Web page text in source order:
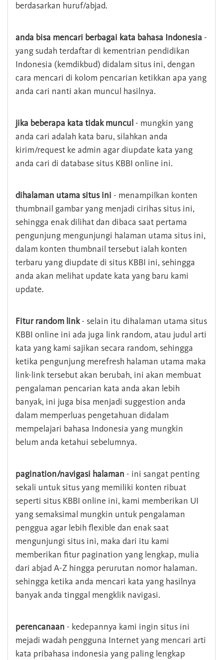
berdasarkan huruf/abjad.
anda bisa mencari berbagai kata bahasa Indonesia -
yang sudah terdaftar di kementrian pendidikan
Indonesia (kemdikbud) didalam situs ini, dengan
cara mencari di kolom pencarian ketikkan apa yang
anda cari nanti akan muncul hasilnya.
jika beberapa kata tidak muncul - mungkin yang
anda cari adalah kata baru, silahkan anda
kirim/request ke admin agar diupdate kata yang
anda cari di database situs KBBI online ini.
dihalaman utama situs ini - menampilkan konten
thumbnail gambar yang menjadi cirihas situs ini,
sehingga enak dilihat dan dibaca saat pertama
pengunjung mengunjungi halaman utama situs ini,
dalam konten thumbnail tersebut ialah konten
terbaru yang diupdate di situs KBBI ini, sehingga
anda akan melihat update kata yang baru kami
update.
Fitur random link- selain itu dihalaman utama situs
KBBI online ini ada juga link random, atau judul arti
kata yang kami sajikan secara random, sehingga
ketika pengunjung merefresh halaman utama maka
link-link tersebut akan berubah, ini akan membuat
pengalaman pencarian kata anda akan lebih
banyak, ini juga bisa menjadi suggestion anda
dalam memperluas pengetahuan didalam
mempelajari bahasa Indonesia yang mungkin
belum anda ketahui sebelumnya.
pagination/navigasi halaman - ini sangat penting
sekali untuk situs yang memiliki konten ribuat
seperti situs KBBI online ini, kami memberikan UI
yang semaksimal mungkin untuk pengalaman
penggua agar lebih flexible dan enak saat
mengunjungi situs ini, maka dari itu kami
memberikan fitur pagination yang lengkap, mulia
dari abjad A-Z hingga perurutan nomor halaman.
sehingga ketika anda mencari kata yang hasilnya
banyak anda tinggal mengklik navigasi.
perencanaan - kedepannya kami ingin situs ini
mejadi wadah pengguna Internet yang mencari arti
kata pribahasa indonesia yang paling lengkap